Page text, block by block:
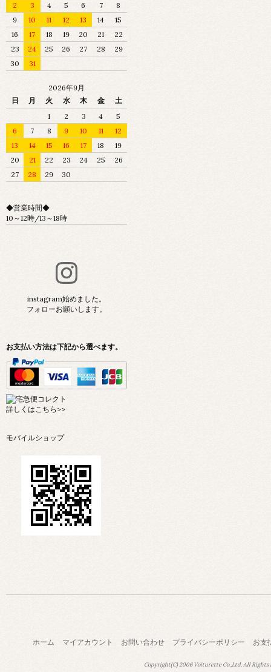
2
3 4 5 6 7
8
9
10 11 12 13 14
15
16
17 18 19 20 21
22
23
24 25 26 27 28
29
30
31
2026年9月
日
月 火 水 木 金
土
1
2 3 4
5
6
7 8 9 10 11
12
13
14 15 16 17 18
19
20
21 22 23 24 25
26
27
28 29 30
◆営業時間◆
10～12時/13～18時
instagram始めました。
フォローお願いします。
お支払い方法は下記から選べます。
詳しくはこちら>>
モバイルショップ
ホーム マイアカウント お問い合わせ プライバシーポリシー お支
Copyright(C) 2006 Voiturette Co.,Ltd. All Rights